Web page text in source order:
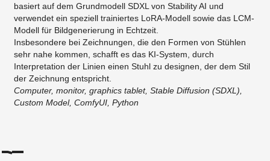
basiert auf dem Grundmodell SDXL von Stability AI und
verwendet ein speziell trainiertes LoRA-Modell sowie das LCM-
Modell für Bildgenerierung in Echtzeit.
Insbesondere bei Zeichnungen, die den Formen von Stühlen
sehr nahe kommen, schafft es das KI-System, durch
Interpretation der Linien einen Stuhl zu designen, der dem Stil
der Zeichnung entspricht.
Computer, monitor, graphics tablet, Stable Diffusion (SDXL),
Custom Model, ComfyUI, Python